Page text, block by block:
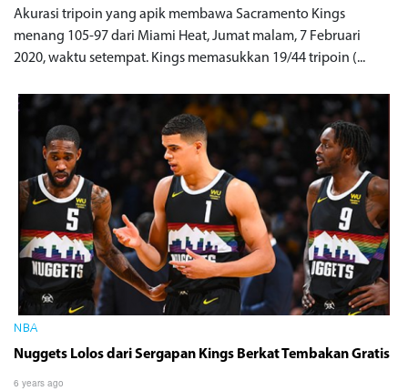
Akurasi tripoin yang apik membawa Sacramento Kings
menang 105-97 dari Miami Heat, Jumat malam, 7 Februari
2020, waktu setempat. Kings memasukkan 19/44 tripoin (...
NBA
Nuggets Lolos dari Sergapan Kings Berkat Tembakan Gratis
6 years ago